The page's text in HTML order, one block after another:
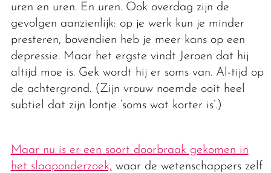
uren en uren. En uren. Ook overdag zijn de
gevolgen aanzienlijk: op je werk kun je minder
presteren, bovendien heb je meer kans op een
depressie. Maar het ergste vindt Jeroen dat hij
altijd moe is. Gek wordt hij er soms van. Al-tijd op
de achtergrond. (Zijn vrouw noemde ooit heel
subtiel dat zijn lontje ‘soms wat korter is’.)
Maar nu is er een soort doorbraak gekomen in
het slaaponderzoek, waar de wetenschappers zelf